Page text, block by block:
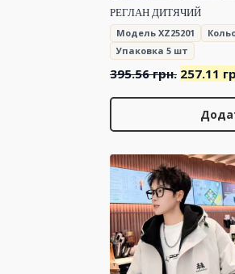
РЕГЛАН ДИТЯЧИЙ
Модель XZ25201
Упаковка 5 шт
395.56грн.
395.56
257.11